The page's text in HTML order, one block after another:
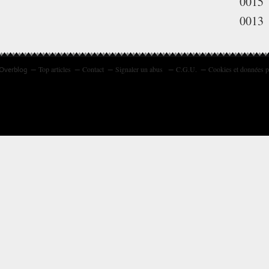
0013
Top articles Contact Signaler un abus C.G.U. Cookies et données